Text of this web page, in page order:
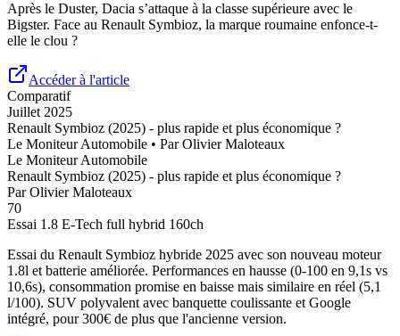
Après le Duster, Dacia s’attaque à la classe supérieure avec le
Bigster. Face au Renault Symbioz, la marque roumaine enfonce-t-
elle le clou ?
Accéder à l'article
Comparatif
Juillet 2025
Renault Symbioz (2025) - plus rapide et plus économique ?
Le Moniteur Automobile • ParOlivier Maloteaux
Le Moniteur Automobile
Renault Symbioz (2025) - plus rapide et plus économique ?
ParOlivier Maloteaux
70
Essai 1.8 E-Tech full hybrid 160ch
Essai du Renault Symbioz hybride 2025 avec son nouveau moteur
1.8l et batterie améliorée. Performances en hausse (0-100 en 9,1s vs
10,6s), consommation promise en baisse mais similaire en réel (5,1
l/100). SUV polyvalent avec banquette coulissante et Google
intégré, pour 300€ de plus que l'ancienne version.